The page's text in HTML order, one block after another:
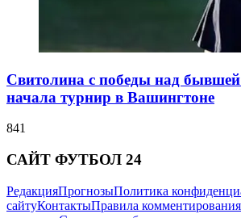
Свитолина с победы над
начала турнир в Вашингтоне
841
САЙТ ФУТБОЛ 24
РедакцияПрогнозыПолитика
сайтуКонтактыПравила комментирования